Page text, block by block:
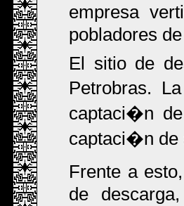
empresa
pobladores
El sitio de
Petrobras.
captaci�n
captaci�n de
Frente a
de